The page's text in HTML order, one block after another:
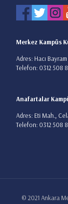
Merkez Kampüs
Adres: Hacı
Telefon: 0312 508
Anafartalar
Adres: Eti Mah.,
Telefon: 0312 508
© 2021 Ankara